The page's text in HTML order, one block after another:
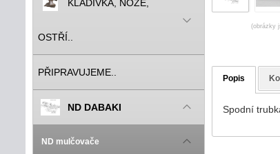
KLADÍVKA, NOŽE,
OSTŘÍ..
PŘIPRAVUJEME..
ND DABAKI
ND mulčovače
(obrázky
Popis
Spodní